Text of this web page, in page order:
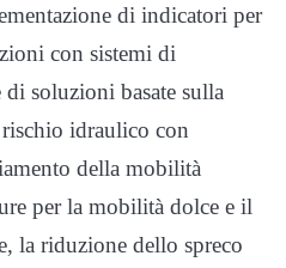
di indicatori per
con sistemi di
soluzioni basate sulla
idraulico con
della mobilità
per la mobilità dolce e il
la riduzione dello spreco